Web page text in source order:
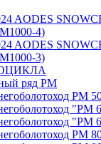
AODES
4)
AODES
3)
ряд РМ
РМ
"РМ
"РМ
РМ